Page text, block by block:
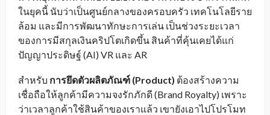
ในยุคนี้ นับว่าเป็นศูนย์กลางของครอบครัว เทคโนโลยีราย
ล้อม และมีการพัฒนาทักษะการเล่น เป็นช่วงระยะเวลา
ของการมีสกุลเงินคริปโตเกิดขึ้น สินค้าที่คุ้นเคยได้แก่
ปัญญาประดิษฐ์ (AI) VR และ AR
สำหรับ การยึดตัวผลิตภัณฑ์ (Product) ต้องสร้างความ
เชื่อถือให้ลูกค้ามีความจงรักภักดี (Brand Royalty) เพราะ
ว่าเวลาลูกค้าใช้สินค้าของเราแล้ว เขายังเอาไปโปรโมท